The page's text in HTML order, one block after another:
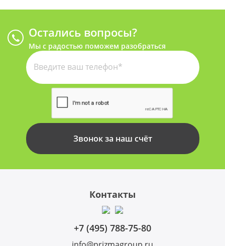
Перезвоните нам
Остались вопросы?
Мы с радостью поможем разобраться
Звонок за наш счёт
Контакты
+7 (495) 788-75-80